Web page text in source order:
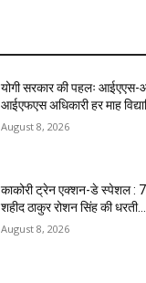
योगी सरकार की पहलः
आईएफएस अधिकारी हर माह
August 8, 2026
काकोरी ट्रेन एक्शन-डे स्पेशल :
शहीद ठाकुर रोशन सिंह की धरती…
August 8, 2026